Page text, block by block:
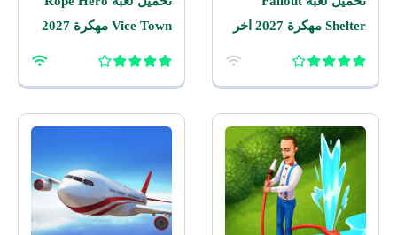
Shelter مهكرة 2027 اخر
Vice Town مهكرة 2027